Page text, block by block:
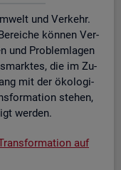
und Ver­kehr.
kön­nen Ver­
und Pro­blem­la­gen
die im Zu­
mit der öko­lo­gi­
ste­hen,
wer­den.
auf